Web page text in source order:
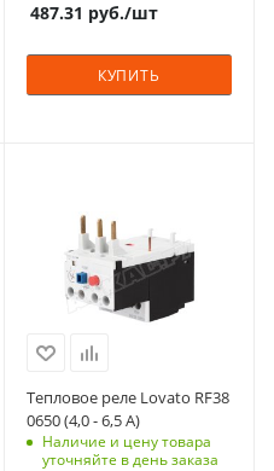
487.31 руб./шт
КУПИТЬ
Тепловое реле Lovato RF38
0650 (4,0 - 6,5 A)
Наличие и цену товара
уточняйте в день заказа